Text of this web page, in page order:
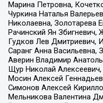
Марина Петровна,
Чуркина Наталья
Николаевна, Золотарева
Рачинский Ян Збигневич,
Гудков Лев Дмитриевич,
Саранг Анна Васильевна,
Аверин Владимир
Щур Николай
Мосин Алексей
Симонов Алексей
Мельникова Валентина